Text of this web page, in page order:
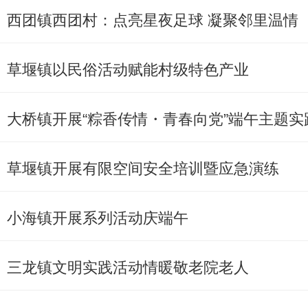
西团镇西团村：点亮星夜足球 凝聚邻里温情
草堰镇以民俗活动赋能村级特色产业
大桥镇开展“粽香传情・青春向党”端午主题
草堰镇开展有限空间安全培训暨应急演练
小海镇开展系列活动庆端午
三龙镇文明实践活动情暖敬老院老人